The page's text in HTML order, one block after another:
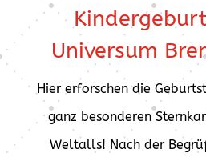
Universum
Hier erforschen die
ganz besonderen
Weltalls! Nach der